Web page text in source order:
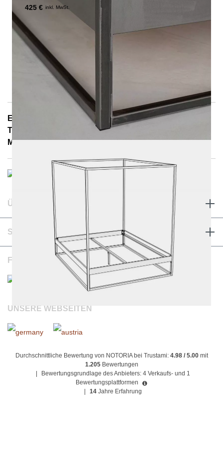
425 € inkl. MwSt.
E-Mail: info@notoria.de
Telefon: +49 (0) 30 / 3450 5420
Mo. - Fr. 8.00 - 15.30 Uhr
ÜBER UNS & RECHTLICHES
SERVICE & KONTAKT
FOLGEN SIE UNS
UNSERE WEBSEITEN
Durchschnittliche Bewertung von NOTORIA bei Trustami: 4.98 / 5.00mit
1.205 Bewertungen
Bewertungsgrundlage des Anbieters: 4 Verkaufs- und 1
Bewertungsplattformen
14 Jahre Erfahrung